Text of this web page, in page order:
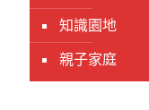
知識園地
親子家庭